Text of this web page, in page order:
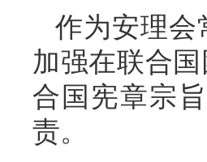
作为安理会
加强在联合
合国宪章宗
责。